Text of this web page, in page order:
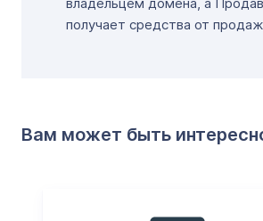
получает средства от
Вам может быть